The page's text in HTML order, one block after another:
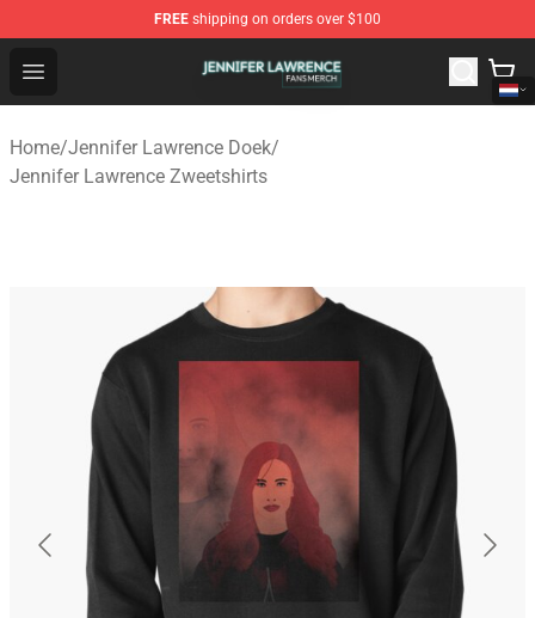
FREE shipping on orders over $100
Open menu
Jennifer Lawrence Shop - Official Jennifer Lawrence
Home/Jennifer Lawrence Doek/
Jennifer Lawrence Zweetshirts